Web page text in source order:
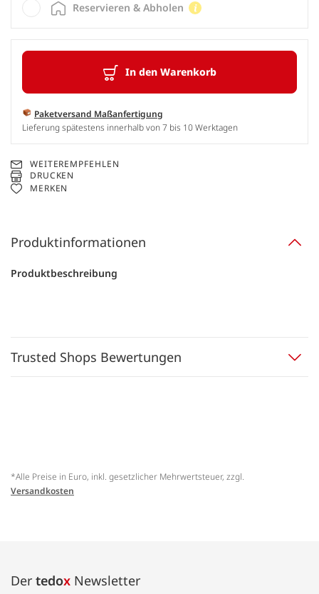
In den Warenkorb
Paketversand Maßanfertigung
Lieferung spätestens innerhalb von 7 bis 10 Werktagen
Reservieren & Abholen
WEITEREMPFEHLEN
DRUCKEN
MERKEN
Produktinformationen
Produktbeschreibung
Trusted Shops Bewertungen
*Alle Preise in Euro, inkl. gesetzlicher Mehrwertsteuer, zzgl.
Versandkosten
Der tedox Newsletter